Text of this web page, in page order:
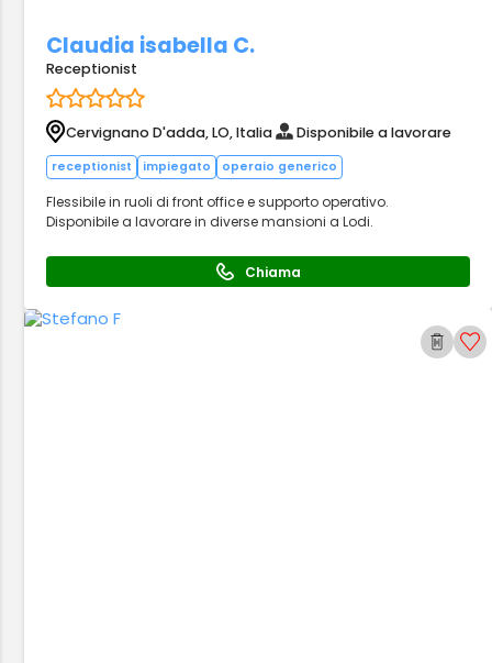
Claudia isabella C.
Receptionist
Cervignano D'adda, LO, Italia Disponibile a lavorare
receptionist impiegato operaio generico
Flessibile in ruoli di front office e supporto operativo.
Disponibile a lavorare in diverse mansioni a Lodi.
Chiama